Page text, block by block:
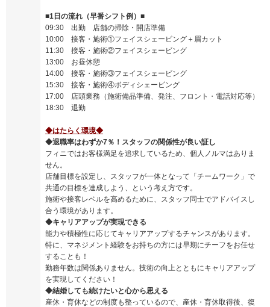
■1日の流れ（早番シフト例）■
09:30 出勤 店舗の掃除・開店準備
10:00 接客・施術①フェイスシェービング＋眉カット
11:30 接客・施術②フェイスシェービング
13:00 お昼休憩
14:00 接客・施術③フェイスシェービング
15:30 接客・施術④ボディシェービング
17:00 店頭業務（施術備品準備、発注、フロント・電話対応等）
18:30 退勤
◆はたらく環境◆
◆退職率はわずか7％！スタッフの関係性が良い証し
フィニではお客様満足を追求しているため、個人ノルマはありま
せん。
店舗目標を設定し、スタッフが一体となって「チームワーク」で
共通の目標を達成しよう、という考え方です。
施術や接客レベルを高めるために、スタッフ同士でアドバイスし
合う環境があります。
◆キャリアアップが実現できる
能力や積極性に応じてキャリアアップするチャンスがあります。
特に、マネジメント経験をお持ちの方には早期にチーフをお任せ
することも！
勤務年数は関係ありません。技術の向上とともにキャリアアップ
を実現してください！
◆結婚しても続けたいと心から思える
産休・育休などの制度も整っているので、産休・育休取得後、復